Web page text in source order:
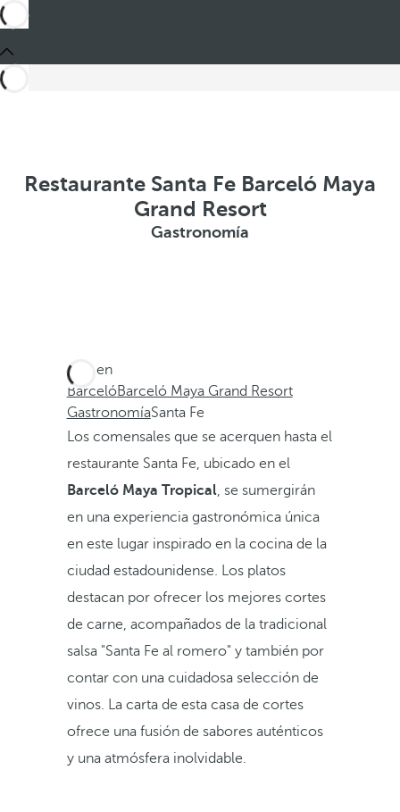
Restaurante Santa Fe Barceló Maya
Grand Resort
Gastronomía
Está en
BarcelóBarceló Maya Grand Resort
GastronomíaSanta Fe
Los comensales que se acerquen hasta el
restaurante Santa Fe, ubicado en el
Barceló Maya Tropical, se sumergirán
en una experiencia gastronómica única
en este lugar inspirado en la cocina de la
ciudad estadounidense. Los platos
destacan por ofrecer los mejores cortes
de carne, acompañados de la tradicional
salsa "Santa Fe al romero" y también por
contar con una cuidadosa selección de
vinos. La carta de esta casa de cortes
ofrece una fusión de sabores auténticos
y una atmósfera inolvidable.